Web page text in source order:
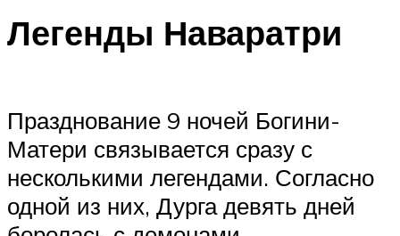
Легенды Наваратри
Празднование 9 ночей Богини-
Матери связывается сразу с
несколькими легендами. Согласно
одной из них, Дурга девять дней